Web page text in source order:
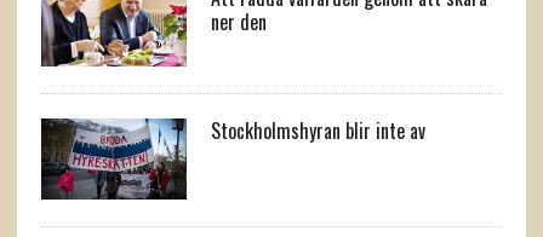
ner den
Stockholmshyran blir inte av